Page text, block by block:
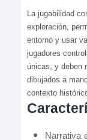
La jugabilidad
exploración,
entorno y usar
jugadores
únicas, y deben
dibujados a
contexto
Narrativa